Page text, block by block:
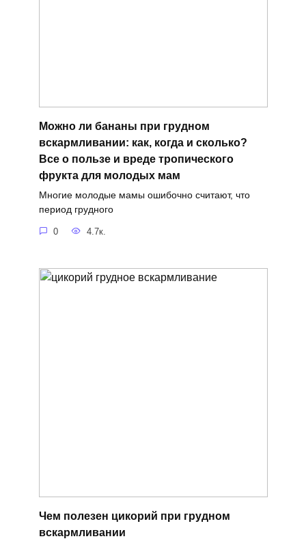
Можно ли бананы при грудном
вскармливании: как, когда и сколько?
Все о пользе и вреде тропического
фрукта для молодых мам
Многие молодые мамы ошибочно считают, что
период грудного
0 4.7к.
Чем полезен цикорий при грудном
вскармливании